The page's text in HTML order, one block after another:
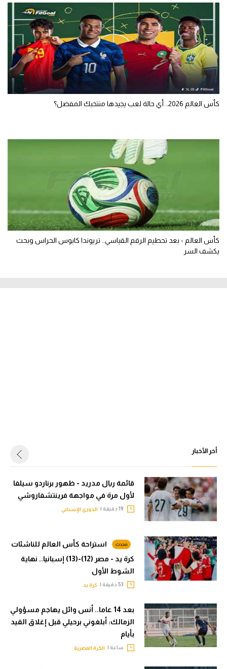
كأس العالم 2026.. أي حالة لعب يجيدها منتخبك المفضل؟
كأس العالم - بعد تحطيم الرقم القياسي.. تريوندا كابوس الحراس وبحث
يكشف السر
أخر الأخبار
قائمة ريال مدريد - ظهور برناردو سيلفا
لأول مرة في مواجهة فرينتشفاروشي
الدوري الإسباني
استراحة كأس العالم للناشئات
كرة يد - مصر (12)-(13) إسبانيا.. نهاية
الشوط الأول
كرة يد
بعد 14 عاما.. أنس وائل يهاجم مسؤولي
الزمالك: أبلغوني برحيلي قبل إغلاق القيد
بأيام
ساعة | الكرة المصرية